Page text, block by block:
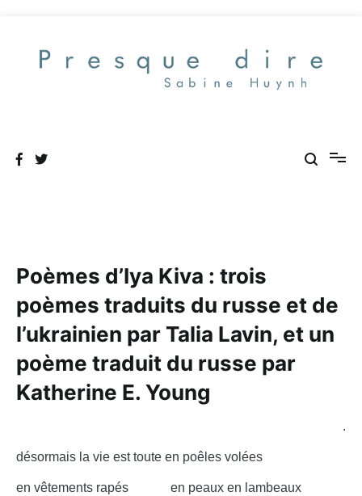
contenu
Poèmes d’Iya Kiva : trois
poèmes traduits du russe et de
l’ukrainien par Talia Lavin, et un
poème traduit du russe par
Katherine E. Young
.
désormais la vie est toute en poêles volées
en vêtements rapés en peaux en lambeaux